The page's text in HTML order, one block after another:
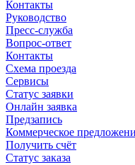
Контакты
Руководство
Пресс-служба
Вопрос-ответ
Контакты
Схема проезда
Сервисы
Статус заявки
Онлайн заявка
Предзапись
Коммерческое
Получить счёт
Статус заказа